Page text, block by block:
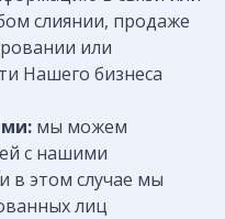
слиянии, продаже
или
Нашего бизнеса
мы можем
с нашими
этом случае мы
лиц